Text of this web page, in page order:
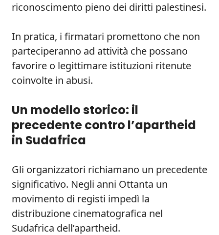
riconoscimento pieno dei diritti palestinesi.
In pratica, i firmatari promettono che non
parteciperanno ad attività che possano
favorire o legittimare istituzioni ritenute
coinvolte in abusi.
Un modello storico: il
precedente contro l’apartheid
in Sudafrica
Gli organizzatori richiamano un precedente
significativo. Negli anni Ottanta un
movimento di registi impedì la
distribuzione cinematografica nel
Sudafrica dell’apartheid.